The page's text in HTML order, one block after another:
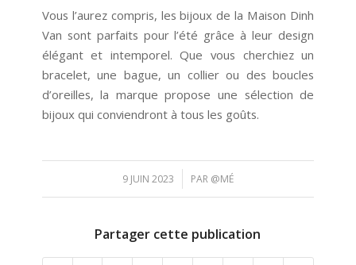
Vous l’aurez compris, les bijoux de la Maison Dinh
Van sont parfaits pour l’été grâce à leur design
élégant et intemporel. Que vous cherchiez un
bracelet, une bague, un collier ou des boucles
d’oreilles, la marque propose une sélection de
bijoux qui conviendront à tous les goûts.
9 JUIN 2023
/ PAR @MÉ
Partager cette publication